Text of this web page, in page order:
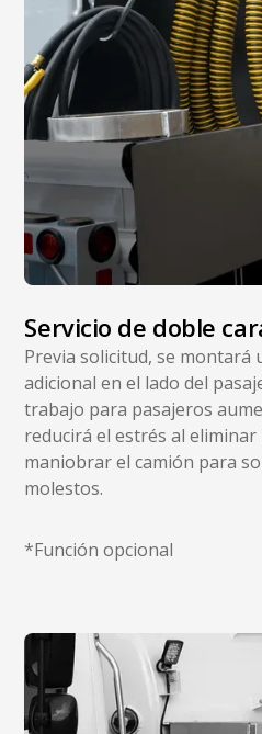
Servicio de doble
Previa solicitud, se montará
adicional en el lado del
trabajo para pasajeros
reducirá el estrés al eliminar
maniobrar el camión para
molestos.
*Función opcional